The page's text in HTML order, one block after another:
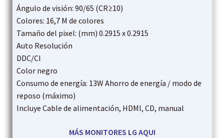
Ángulo de visión: 90/65 (CR≥10)
Colores: 16,7 M de colores
Tamaño del pixel: (mm) 0.2915 x 0.2915
Auto Resolución
DDC/CI
Color negro
Consumo de energía: 13W Ahorro de energía / modo de
reposo (máximo)
Incluye Cable de alimentación, HDMI, CD, manual
MÁS MONITORES LG AQUI